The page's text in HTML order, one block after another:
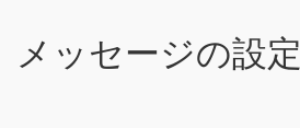
メッセージの設定